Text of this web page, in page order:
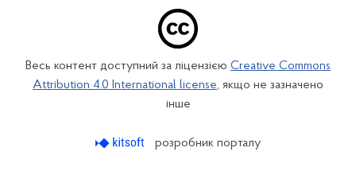
Весь контент доступний за ліцензією Creative Commons
Attribution 4.0 International license, якщо не зазначено
інше
розробник порталу